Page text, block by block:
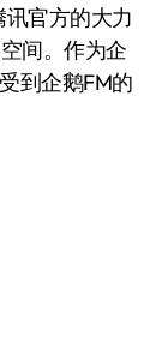
官方的大力
间。作为企
到企鹅FM的